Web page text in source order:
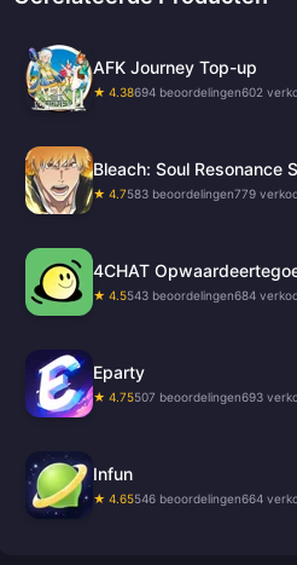
AFK Journey Top-up
★ 4.38694 beoordelingen602
Bleach: Soul Resonance
★ 4.7583 beoordelingen779
4CHAT
★ 4.5543 beoordelingen684
Eparty
★ 4.75507 beoordelingen693
Infun
★ 4.65546 beoordelingen664